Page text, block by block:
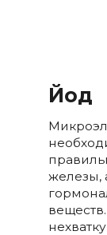
Йод
железы,